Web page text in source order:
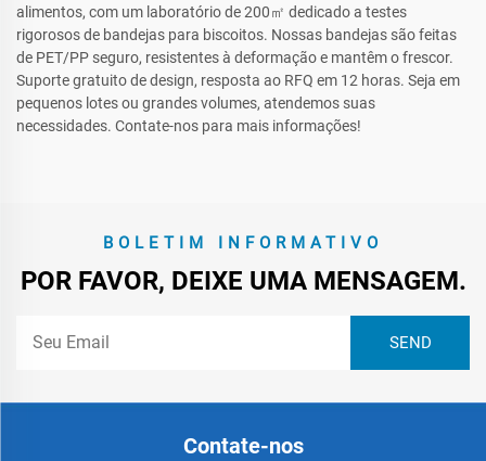
alimentos, com um laboratório de 200㎡ dedicado a testes
rigorosos de bandejas para biscoitos. Nossas bandejas são feitas
de PET/PP seguro, resistentes à deformação e mantêm o frescor.
Suporte gratuito de design, resposta ao RFQ em 12 horas. Seja em
pequenos lotes ou grandes volumes, atendemos suas
necessidades. Contate-nos para mais informações!
BOLETIM INFORMATIVO
POR FAVOR, DEIXE UMA MENSAGEM.
Contate-nos